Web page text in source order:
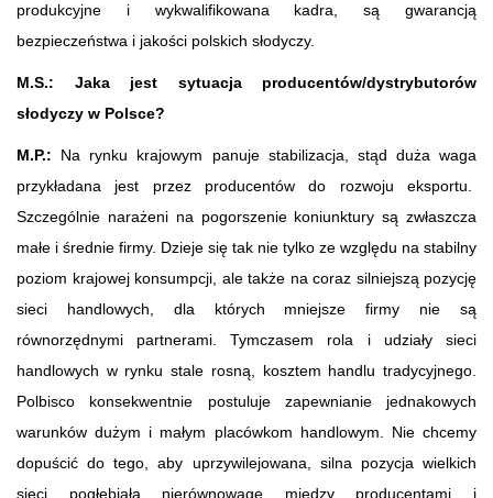
produkcyjne i wykwalifikowana kadra, są gwarancją
bezpieczeństwa i jakości polskich słodyczy.
M.S.: Jaka jest sytuacja producentów/dystrybutorów
słodyczy w Polsce?
M.P.: Na rynku krajowym panuje stabilizacja, stąd duża waga
przykładana jest przez producentów do rozwoju eksportu.
Szczególnie narażeni na pogorszenie koniunktury są zwłaszcza
małe i średnie firmy. Dzieje się tak nie tylko ze względu na stabilny
poziom krajowej konsumpcji, ale także na coraz silniejszą pozycję
sieci handlowych, dla których mniejsze firmy nie są
równorzędnymi partnerami. Tymczasem rola i udziały sieci
handlowych w rynku stale rosną, kosztem handlu tradycyjnego.
Polbisco konsekwentnie postuluje zapewnianie jednakowych
warunków dużym i małym placówkom handlowym. Nie chcemy
dopuścić do tego, aby uprzywilejowana, silna pozycja wielkich
sieci pogłębiała nierównowagę między producentami i